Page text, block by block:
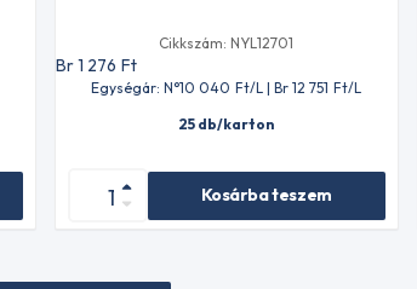
Cikkszám: NYL12701
Br 1 276 Ft
Egységár: N°10 040 Ft/L | Br 12 751 Ft/L
25 db/karton
Kosárba teszem